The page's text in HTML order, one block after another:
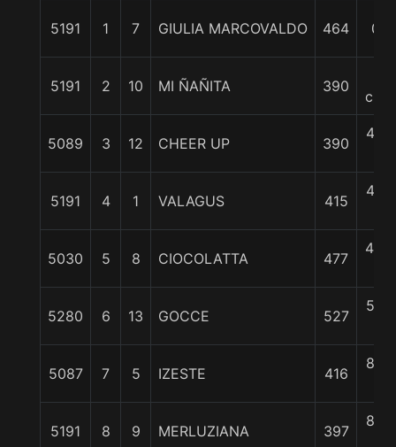
5191 1 7 GIULIA MARCOVALDO 464 0/0
5191 2 10 MI ÑAÑITA 390
5089 3 12 CHEER UP 390
4 1/
5191 4 1 VALAGUS 415
4 1/
5030 5 8 CIOCOLATTA 477
4 3/
5280 6 13 GOCCE 527
5 1/
5087 7 5 IZESTE 416
8 1/
5191 8 9 MERLUZIANA 397
8 1/